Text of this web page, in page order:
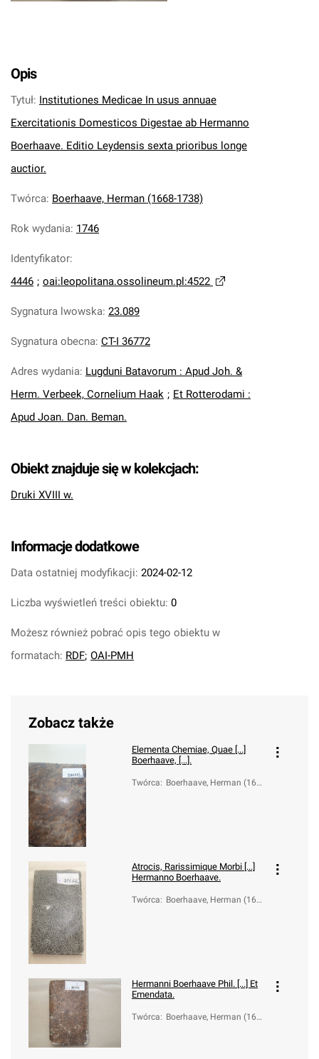
Opis
Tytuł: Institutiones Medicae In usus annuae
Exercitationis Domesticos Digestae ab Hermanno
Boerhaave. Editio Leydensis sexta prioribus longe
auctior.
Twórca: Boerhaave, Herman (1668-1738)
Rok wydania: 1746
Identyfikator:
4446 ; oai:leopolitana.ossolineum.pl:4522
Sygnatura lwowska: 23.089
Sygnatura obecna: CT-I 36772
Adres wydania: Lugduni Batavorum : Apud Joh. &
Herm. Verbeek, Cornelium Haak ; Et Rotterodami :
Apud Joan. Dan. Beman.
Obiekt znajduje się w kolekcjach:
Druki XVIII w.
Informacje dodatkowe
Data ostatniej modyfikacji: 2024-02-12
Liczba wyświetleń treści obiektu: 0
Możesz również pobrać opis tego obiektu w
formatach: RDF; OAI-PMH
Zobacz także
Elementa Chemiae, Quae [...]
Boerhaave, [...].
Twórca: Boerhaave, Herman (166
Atrocis, Rarissimique Morbi [...]
Hermanno Boerhaave.
Twórca: Boerhaave, Herman (166
Hermanni Boerhaave Phil. [...] Et
Emendata.
Twórca: Boerhaave, Herman (166